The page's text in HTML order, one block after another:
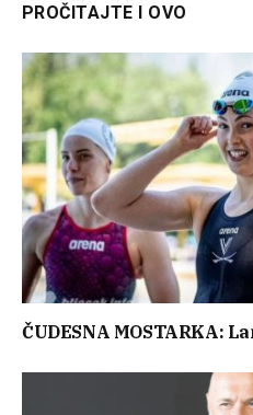
PROČITAJTE I OVO
ČUDESNA MOSTARKA: